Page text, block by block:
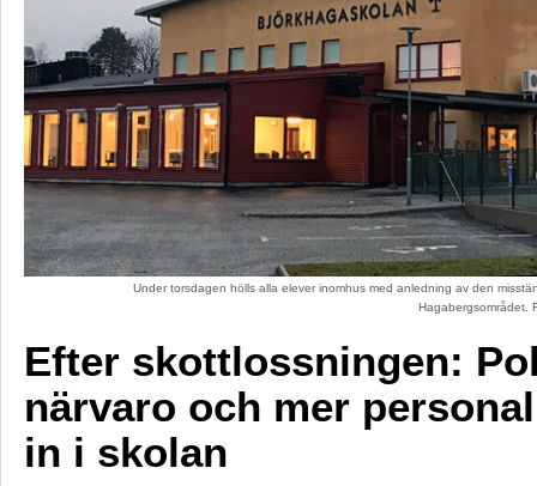
Under torsdagen hölls alla elever inomhus med anledning av den
Hagabergsområdet.
Efter skottlossningen:
närvaro och mer
in i skolan